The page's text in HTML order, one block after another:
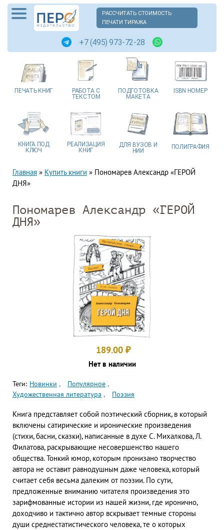
РАССЧИТАТЬ СТОИМОСТЬ
ПЕЧАТИ ТИРАЖА
+7 (495) 973-72-28
ПЕЧАТЬ КНИГ РАБОТА С
ТЕКСТОМ
ПОДГОТОВКА
МАКЕТА
ISBN НОМЕР
КНИГА ПОД
КЛЮЧ
РЕАЛИЗАЦИЯ
КНИГ
ДЛЯ ВУЗОВ И
НИИ
ПОЛИГРАФИЯ
Главная » Купить книги » Пономарев Александр «ГЕРОЙ
ДНЯ»
Пономарев Александр «ГЕРОЙ
ДНЯ»
189.00 ₽
Нет в наличии
Теги: Новинки
Популярное
Художественная литература
Поэзия
Книга представляет собой поэтический сборник, в который
включены сатирические и иронические произведения
(стихи, басни, сказки), написанные в духе С. Михалкова, Л.
Филатова, раскрывающие несовершенство нашего
общества. Тонкий юмор, которым пронизано творчество
автора не оставит равнодушным даже человека, который
считает себя весьма далеким от поэзии. По сути,
предложенные вниманию читателя произведения это
зарифмованные истории из нашей жизни, где иронично,
доходчиво и тактично автор вскрывает темные стороны
души среднестатистического человека, те о которых